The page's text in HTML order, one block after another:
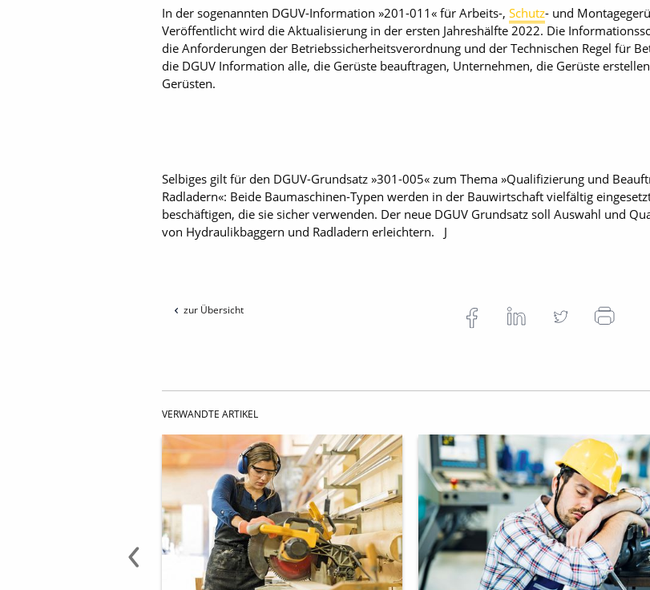
In der sogenannten DGUV-Information »201-011« für Arbeits-, Schutz- und
Veröffentlicht wird die Aktualisierung in der ersten Jahreshälfte 2022. Die
die Anforderungen der Betriebssicherheitsverordnung und der Technischen Regel für
die DGUV Information alle, die Gerüste beauftragen, Unternehmen, die Gerüste
Gerüsten.
Selbiges gilt für den DGUV-Grundsatz »301-005« zum Thema »Qualifizierung und
Radladern«: Beide Baumaschinen-Typen werden in der Bauwirtschaft vielfältig
beschäftigen, die sie sicher verwenden. Der neue DGUV Grundsatz soll Auswahl und
von Hydraulikbaggern und Radladern erleichtern. J
zur Übersicht
VERWANDTE ARTIKEL